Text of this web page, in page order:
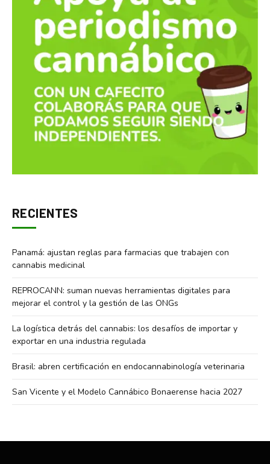
RECIENTES
Panamá: ajustan reglas para farmacias que trabajen con
cannabis medicinal
REPROCANN: suman nuevas herramientas digitales para
mejorar el control y la gestión de las ONGs
La logística detrás del cannabis: los desafíos de importar y
exportar en una industria regulada
Brasil: abren certificación en endocannabinología veterinaria
San Vicente y el Modelo Cannábico Bonaerense hacia 2027